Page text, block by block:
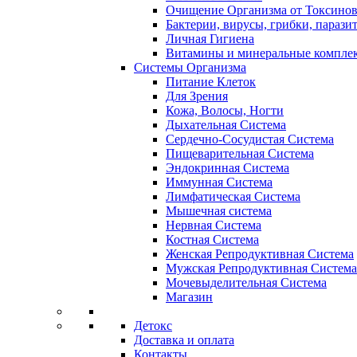
Очищение Организма от Токсинов
Бактерии, вирусы, грибки,
Личная Гигиена
Витамины и минеральные
Системы Организма
Питание Клеток
Для Зрения
Кожа, Волосы, Ногти
Дыхательная Система
Сердечно-Сосудистая Система
Пищеварительная Система
Эндокринная Система
Иммунная Система
Лимфатическая Система
Мышечная система
Нервная Система
Костная Система
Женская Репродуктивная Система
Мужская Репродуктивная Система
Мочевыделительная Система
Магазин
Детокс
Доставка и оплата
Контакты